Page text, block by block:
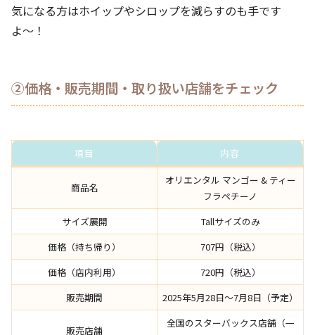
気になる方はホイップやシロップを減らすのも手です
よ〜！
②価格・販売期間・取り扱い店舗をチェック
項目 内容
商品名
オリエンタル マンゴー & ティー
フラペチーノ
サイズ展開
Tallサイズのみ
価格（持ち帰り）
707円（税込）
価格（店内利用）
720円（税込）
販売期間
2025年5月28日〜7月8日（予定）
販売店舗
全国のスターバックス店舗（一